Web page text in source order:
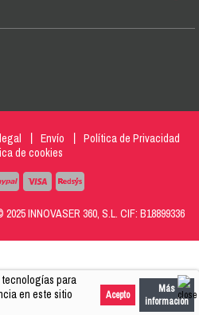
para
en este sitio
Acepto
Más
información
Envío
Política de Privacidad
de cookies
INNOVASER 360, S.L. CIF: B18899336